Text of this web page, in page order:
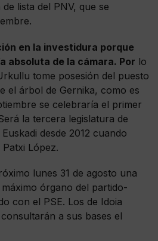
lista del PNV, que se
en la investidura porque
absoluta de la cámara. Por lo
tome posesión del puesto
el árbol de Gernika, como es
se celebraría el primer
la tercera legislatura de
desde 2012 cuando
López.
lunes 31 de agosto una
órgano del partido-
con el PSE. Los de Idoia
a sus bases el